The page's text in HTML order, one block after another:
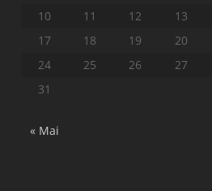
10
11 12 13
17
18 19 20
24
25 26 27
31
« Mai